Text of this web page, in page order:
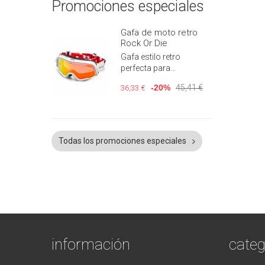
Promociones especiales
Gafa de moto retro
Rock Or Die
Gafa estilo retro
perfecta para...
36,33 € -20% 45,41 €
Todas los promociones especiales
información